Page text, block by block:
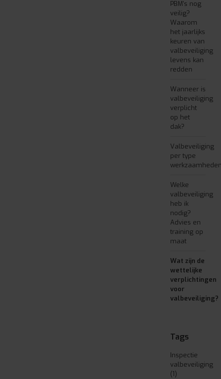
PBM's nog
veilig?
Waarom
het jaarlijks
keuren van
valbeveiliging
levens kan
redden
Wanneer is
valbeveiliging
verplicht
op het
dak?
Valbeveiliging
per type
Welke
valbeveiliging
heb ik
nodig?
Advies en
training op
maat
Wat zijn de
wettelijke
verplichtingen
voor
valbeveiliging?
Tags
Inspectie
valbeveiliging
(1)